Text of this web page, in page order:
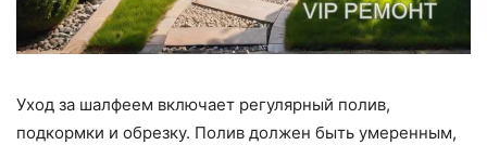
Уход за шалфеем включает регулярный полив,
подкормки и обрезку. Полив должен быть умеренным,